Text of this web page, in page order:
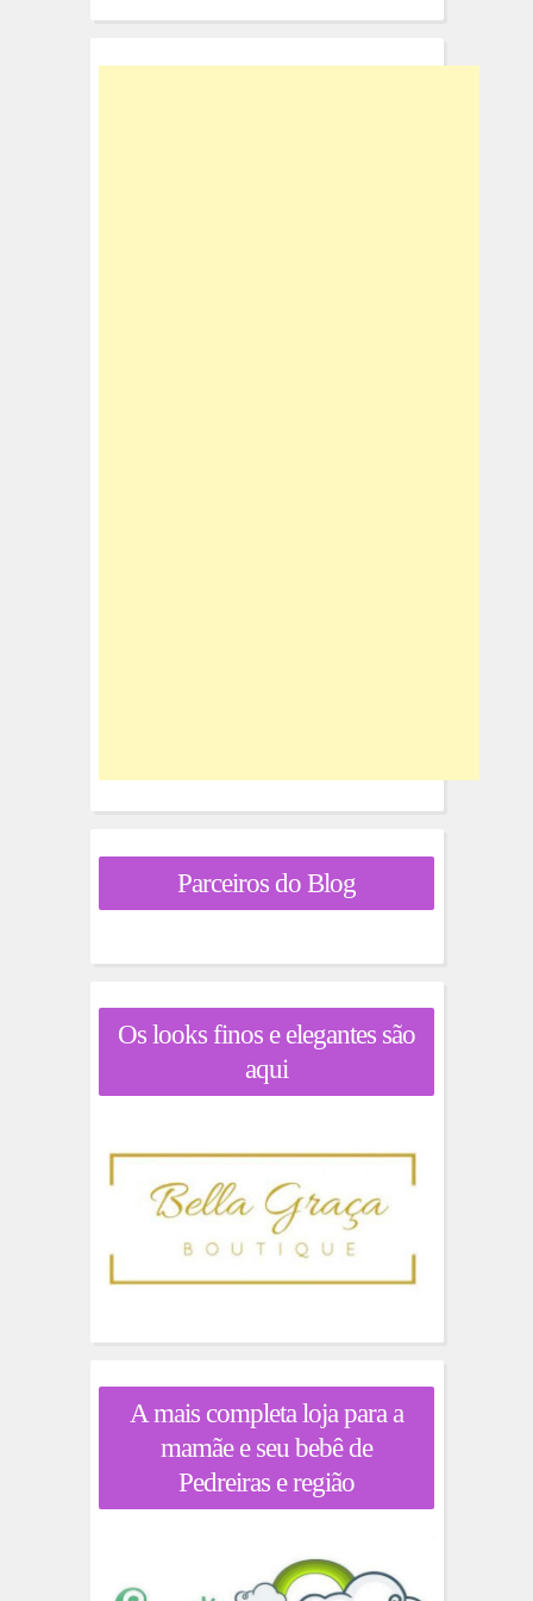
Parceiros do Blog
Os looks finos e elegantes são
aqui
A mais completa loja para a
mamãe e seu bebê de
Pedreiras e região